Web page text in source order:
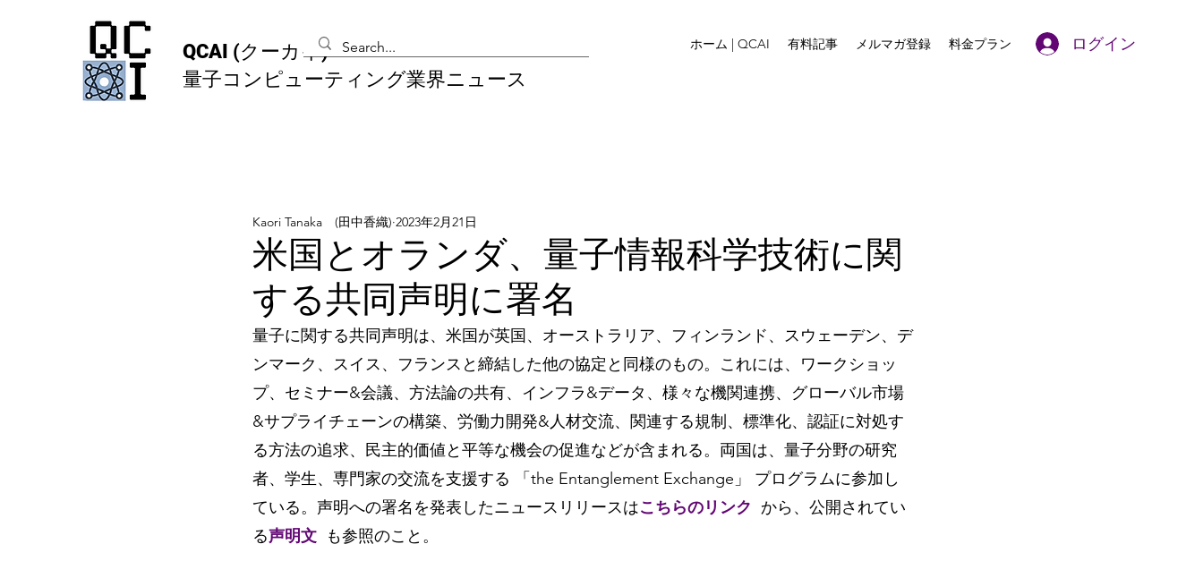
QCAI (クーカイ)
量子コンピューティング業界ニュース
ホーム | QCAI 有料記事 メルマガ登録 料金プラン ログイン
米国とオランダ、量子情報科学技術に関
する共同声明に署名
Kaori Tanaka (田中香織) 2023年2月21日
量子に関する共同声明は、米国が英国、オーストラリア、フィンランド、スウェーデン、デ
ンマーク、スイス、フランスと締結した他の協定と同様のもの。これには、ワークショッ
プ、セミナー&会議、方法論の共有、インフラ&データ、様々な機関連携、グローバル市場
&サプライチェーンの構築、労働力開発&人材交流、関連する規制、標準化、認証に対処す
る方法の追求、民主的価値と平等な機会の促進などが含まれる。両国は、量子分野の研究
者、学生、専門家の交流を支援する 「the Entanglement Exchange」 プログラムに参加し
ている。声明への署名を発表したニュースリリースはこちらのリンク から、公開されてい
る声明文 も参照のこと。